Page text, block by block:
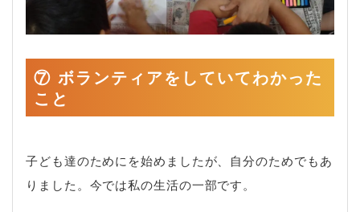
⑦ ボランティアをしていてわかった
こと
子ども達のためにを始めましたが、自分のためでもあ
りました。今では私の生活の一部です。